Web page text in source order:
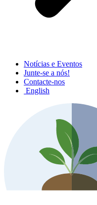
Notícias e Eventos
Junte-se a nós!
Contacte-nos
English